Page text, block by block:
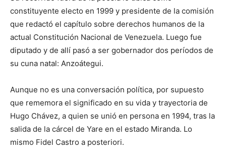
constituyente electo en 1999 y presidente de la comisión
que redactó el capítulo sobre derechos humanos de la
actual Constitución Nacional de Venezuela. Luego fue
diputado y de allí pasó a ser gobernador dos períodos de
su cuna natal: Anzoátegui.
Aunque no es una conversación política, por supuesto
que rememora el significado en su vida y trayectoria de
Hugo Chávez, a quien se unió en persona en 1994, tras la
salida de la cárcel de Yare en el estado Miranda. Lo
mismo Fidel Castro a posteriori.